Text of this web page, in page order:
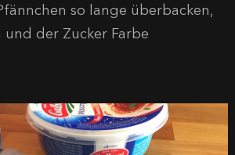
so lange überbacken,
und der Zucker Farbe